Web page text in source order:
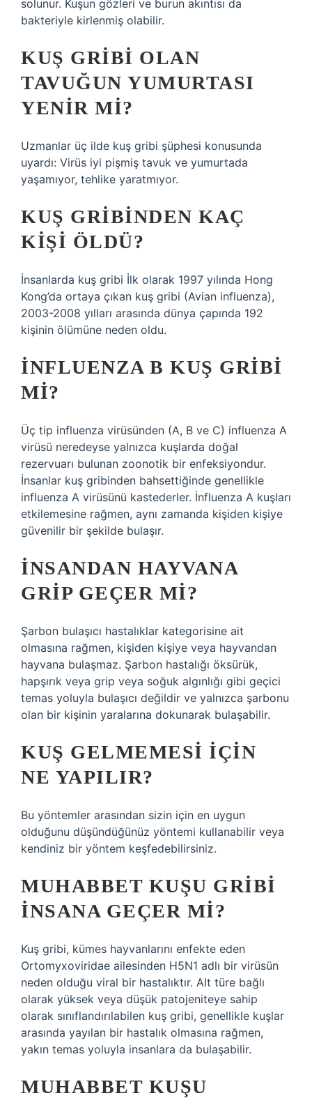
solunur. Kuşun gözleri ve burun akıntısı da
bakteriyle kirlenmiş olabilir.
KUŞ GRIBI OLAN
TAVUĞUN YUMURTASI
YENIR MI?
Uzmanlar üç ilde kuş gribi şüphesi konusunda
uyardı: Virüs iyi pişmiş tavuk ve yumurtada
yaşamıyor, tehlike yaratmıyor.
KUŞ GRIBINDEN KAÇ
KIŞI ÖLDÜ?
İnsanlarda kuş gribi İlk olarak 1997 yılında Hong
Kong’da ortaya çıkan kuş gribi (Avian influenza),
2003-2008 yılları arasında dünya çapında 192
kişinin ölümüne neden oldu.
İNFLUENZA B KUŞ GRIBI
MI?
Üç tip influenza virüsünden (A, B ve C) influenza A
virüsü neredeyse yalnızca kuşlarda doğal
rezervuarı bulunan zoonotik bir enfeksiyondur.
İnsanlar kuş gribinden bahsettiğinde genellikle
influenza A virüsünü kastederler. İnfluenza A kuşları
etkilemesine rağmen, aynı zamanda kişiden kişiye
güvenilir bir şekilde bulaşır.
İNSANDAN HAYVANA
GRIP GEÇER MI?
Şarbon bulaşıcı hastalıklar kategorisine ait
olmasına rağmen, kişiden kişiye veya hayvandan
hayvana bulaşmaz. Şarbon hastalığı öksürük,
hapşırık veya grip veya soğuk algınlığı gibi geçici
temas yoluyla bulaşıcı değildir ve yalnızca şarbonu
olan bir kişinin yaralarına dokunarak bulaşabilir.
KUŞ GELMEMESI IÇIN
NE YAPILIR?
Bu yöntemler arasından sizin için en uygun
olduğunu düşündüğünüz yöntemi kullanabilir veya
kendiniz bir yöntem keşfedebilirsiniz.
MUHABBET KUŞU GRIBI
INSANA GEÇER MI?
Kuş gribi, kümes hayvanlarını enfekte eden
Ortomyxoviridae ailesinden H5N1 adlı bir virüsün
neden olduğu viral bir hastalıktır. Alt türe bağlı
olarak yüksek veya düşük patojeniteye sahip
olarak sınıflandırılabilen kuş gribi, genellikle kuşlar
arasında yayılan bir hastalık olmasına rağmen,
yakın temas yoluyla insanlara da bulaşabilir.
MUHABBET KUŞU